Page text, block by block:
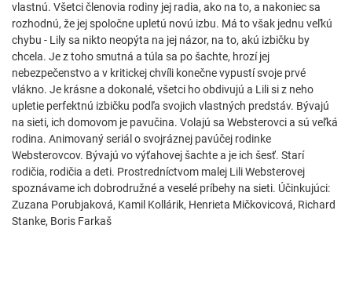
vlastnú. Všetci členovia rodiny jej radia, ako na to, a nakoniec sa
rozhodnú, že jej spoločne upletú novú izbu. Má to však jednu veľkú
chybu - Lily sa nikto neopýta na jej názor, na to, akú izbičku by
chcela. Je z toho smutná a túla sa po šachte, hrozí jej
nebezpečenstvo a v kritickej chvíli konečne vypustí svoje prvé
vlákno. Je krásne a dokonalé, všetci ho obdivujú a Lili si z neho
upletie perfektnú izbičku podľa svojich vlastných predstáv. Bývajú
na sieti, ich domovom je pavučina. Volajú sa Websterovci a sú veľká
rodina. Animovaný seriál o svojráznej pavúčej rodinke
Websterovcov. Bývajú vo výťahovej šachte a je ich šesť. Starí
rodičia, rodičia a deti. Prostredníctvom malej Lili Websterovej
spoznávame ich dobrodružné a veselé príbehy na sieti. Účinkujúci:
Zuzana Porubjaková, Kamil Kollárik, Henrieta Mičkovicová, Richard
Stanke, Boris Farkaš